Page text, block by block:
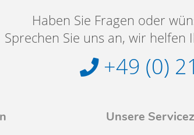
Haben Sie Fragen oder
Sprechen Sie uns an, wir
+49 (0)
Unsere